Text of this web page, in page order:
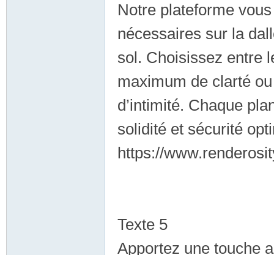
Notre plateforme
nécessaires sur la
sol. Choisissez entre
maximum de clarté
d’intimité. Chaque
solidité et sécurité
https://
Texte 5
Apportez une touche